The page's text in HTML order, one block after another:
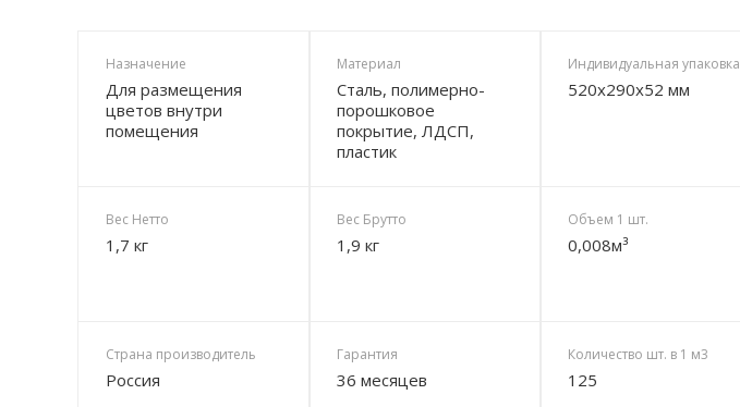
Назначение
Для размещения
цветов внутри
помещения
Материал
Сталь, полимерно-
порошковое
покрытие, ЛДСП,
пластик
Индивидуальная упаковка
520х290х52 мм
Вес Нетто
1,7 кг
Вес Брутто
1,9 кг
Объем 1 шт.
0,008м³
Страна производитель
Россия
Гарантия
36 месяцев
Количество шт. в 1 м3
125